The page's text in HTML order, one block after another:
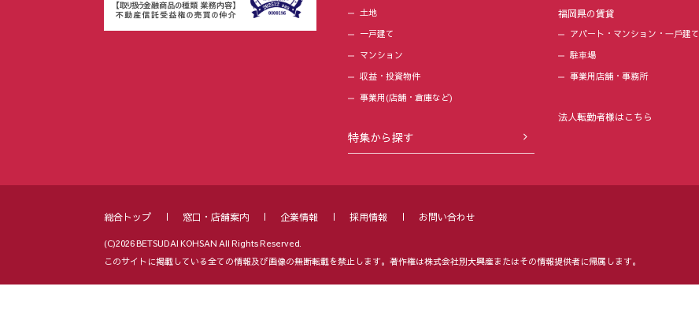
土地
一戸建て
マンション
収益・投資物件
事業用(店舗・倉庫など)
特集から探す
福岡県の賃貸
アパート・マンション・⼀⼾建て
駐⾞場
事業用店舗・事務所
法人転勤者様はこちら
総合トップ 窓口・店舗案内 企業情報 採用情報 お問い合わせ
(C)2026 BETSUDAI KOHSAN All Rights Reserved.
このサイトに掲載している全ての情報及び画像の無断転載を禁止します。 著作権は株式会社別大興産またはその情報提供者に帰属します。